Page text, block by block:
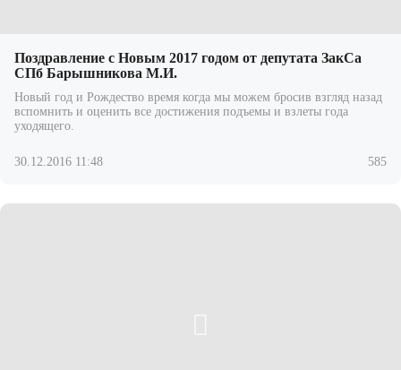
Поздравление с Новым 2017 годом от депутата ЗакСа
СПб Барышникова М.И.
Новый год и Рождество время когда мы можем бросив взгляд назад
вспомнить и оценить все достижения подъемы и взлеты года
уходящего.
30.12.2016 11:48 585